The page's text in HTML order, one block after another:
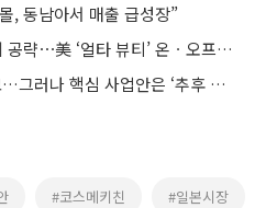
, 동남아서 매출 급성장”
LG생활건강, CNP로 북미 공략⋯美 ‘얼타 뷰티’ 온ㆍ오프라인 동시 입점
싸이월드, 10월 부활 예고…그러나 핵심 사업안은 ‘추후 공개’
#코스메키친 #일본시장